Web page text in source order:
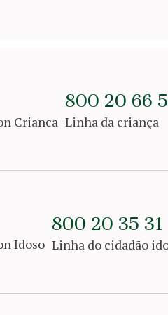
800 20 66
Linha da criança
800 20 35 31
Linha do cidadão